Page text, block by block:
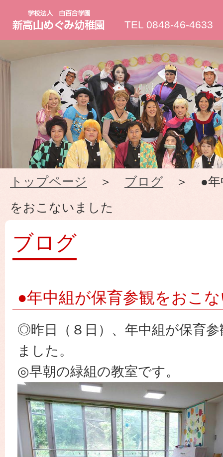
新
高
山
め
ぐ
み
幼
稚
TEL 0848-46-4633
トップページ ＞ ブログ ＞ ●年
をおこないました
ブログ
●年中組が保育参観をおこ
◎昨日（８日）、年中組が保育
ました。
◎早朝の緑組の教室です。